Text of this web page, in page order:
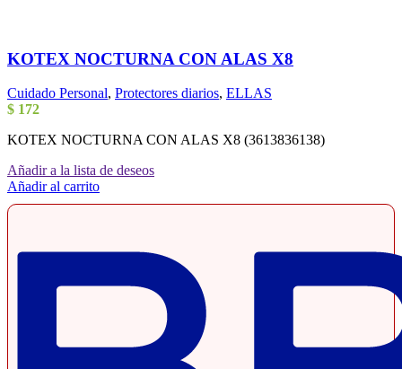
KOTEX NOCTURNA CON ALAS X8
Cuidado Personal, Protectores diarios, ELLAS
$ 172
KOTEX NOCTURNA CON ALAS X8 (3613836138)
Añadir a la lista de deseos
Añadir al carrito